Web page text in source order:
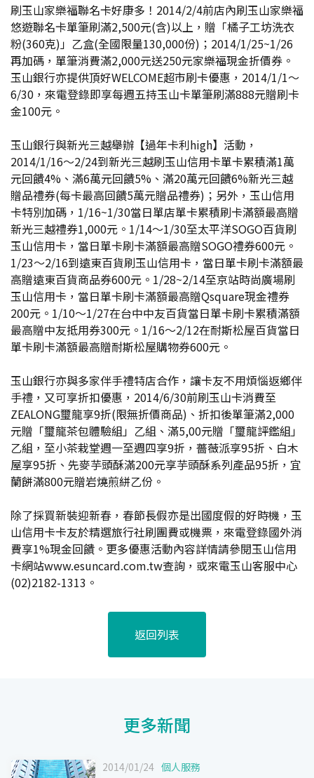
刷玉山家樂福聯名卡好康多！2014/2/4前店內刷玉山家樂福
悠遊聯名卡單筆刷滿2,500元(含)以上，贈「橘子工坊洗衣
粉(360克)」乙盒(全國限量130,000份)；2014/1/25~1/26
再加碼，單筆消費滿2,000元送250元家樂福現金折價券。
玉山銀行亦提供頂好WELCOME超市刷卡優惠，2014/1/1～
6/30，來電登錄即享每週五持玉山卡單筆刷滿888元贈刷卡
金100元。
玉山銀行與新光三越舉辦【過年卡利high】活動，
2014/1/16～2/24到新光三越刷玉山信用卡單卡累積滿1萬
元回饋4%、滿6萬元回饋5%、滿20萬元回饋6%新光三越
贈品禮券(每卡最高回饋5萬元贈品禮券)；另外，玉山信用
卡特別加碼，1/16~1/30當日單店單卡累積刷卡滿額最高贈
新光三越禮券1,000元。1/14～1/30至太平洋SOGO百貨刷
玉山信用卡，當日單卡刷卡滿額最高贈SOGO禮券600元。
1/23～2/16到遠東百貨刷玉山信用卡，當日單卡刷卡滿額最
高贈遠東百貨商品券600元。1/28~2/14至京站時尚廣場刷
玉山信用卡，當日單卡刷卡滿額最高贈Qsquare現金禮券
200元。1/10～1/27在台中中友百貨當日單卡刷卡累積滿額
最高贈中友抵用券300元。1/16～2/12在耐斯松屋百貨當日
單卡刷卡滿額最高贈耐斯松屋購物券600元。
玉山銀行亦與多家伴手禮特店合作，讓卡友不用煩惱返鄉伴
手禮，又可享折扣優惠，2014/6/30前刷玉山卡消費至
ZEALONG璽龍享9折(限無折價商品)、折扣後單筆滿2,000
元贈「璽龍茶包體驗組」乙組、滿5,00元贈「璽龍評鑑組」
乙組，至小茶栽堂週一至週四享9折，薔薇派享95折、白木
屋享95折、先麥芋頭酥滿200元享芋頭酥系列產品95折，宜
蘭餅滿800元贈岩燒煎絣乙份。
除了採買新裝迎新春，春節長假亦是出國度假的好時機，玉
山信用卡卡友於精選旅行社刷團費或機票，來電登錄國外消
費享1%現金回饋。更多優惠活動內容詳情請參閱玉山信用
卡網站www.esuncard.com.tw查詢，或來電玉山客服中心
(02)2182-1313。
返回列表
更多新聞
2014/01/24 個人服務